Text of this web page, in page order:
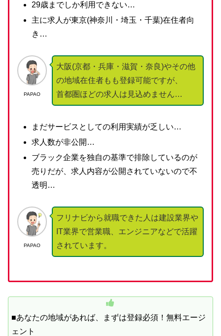
29歳までしか利用できない…
主に求人が東京(神奈川・埼玉・千葉)在住者向
き…
PAPAO
大阪(京都・兵庫・滋賀・奈良)やその他
の地域在住者もも登録可能ですが、
首都圏ほどの求人は見込めません…
まだサービスとしての利用実績が乏しい…
求人数が非公開…
ブラック企業を独自の基準で排除しているのが
売りだが、求人内容が公開されていないので不
透明…
PAPAO
フリナビから就職できた人は建設業界や
IT業界で営業職、エンジニアなどで活躍
されています。
■あなたの地域があれば、まずは登録必須！無料エージ
ェント